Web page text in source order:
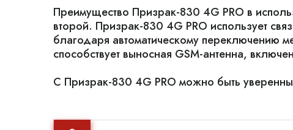
Преимущество Призрак-830 4G PRO в
второй. Призрак-830 4G PRO использует
благодаря автоматическому переключению
способствует выносная GSM-антенна,
С Призрак-830 4G PRO можно быть